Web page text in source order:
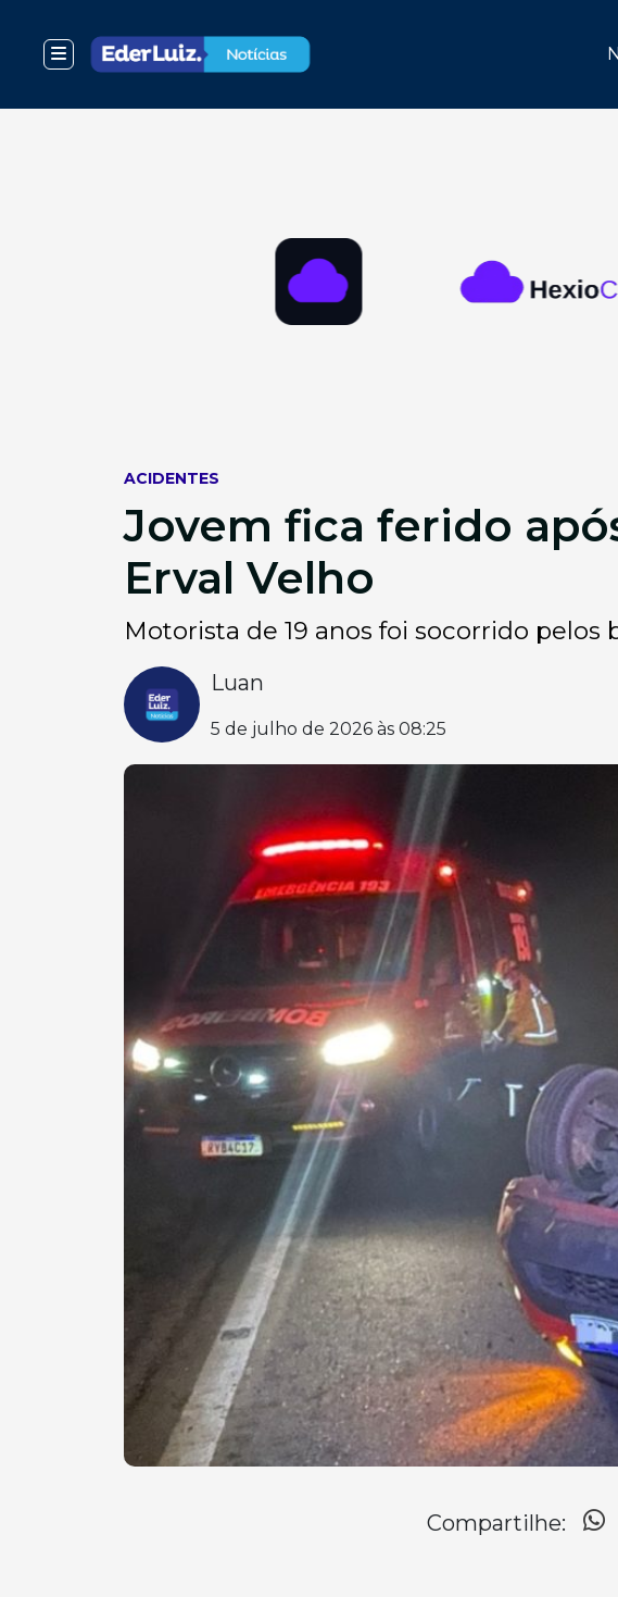
ACIDENTES
Jovem fica ferido
Erval Velho
Motorista de 19 anos foi socorrido
Luan
5 de julho de 2026 às 08:25
Compartilhe: